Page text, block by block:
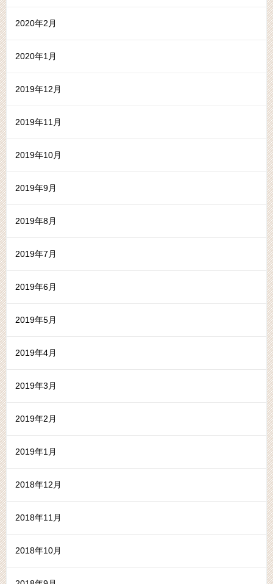
2020年2月
2020年1月
2019年12月
2019年11月
2019年10月
2019年9月
2019年8月
2019年7月
2019年6月
2019年5月
2019年4月
2019年3月
2019年2月
2019年1月
2018年12月
2018年11月
2018年10月